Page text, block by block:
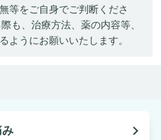
等をご自身でご判断くださ
も、治療方法、薬の内容等、
ようにお願いいたします。
navigate_next